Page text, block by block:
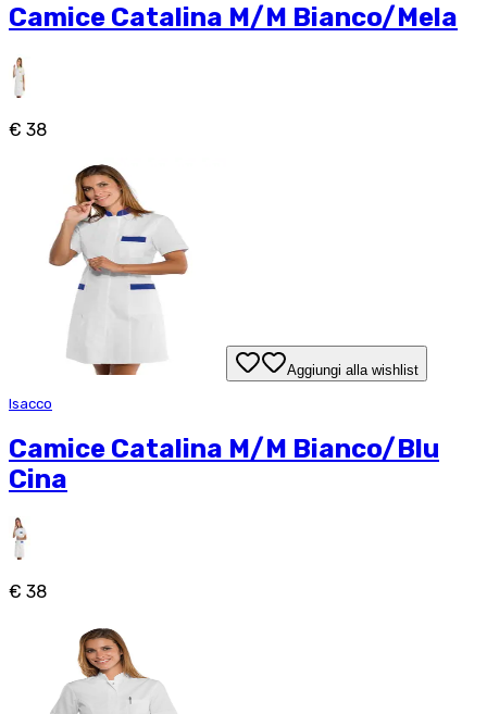
Camice Catalina M/M Bianco/Mela
€ 38
Aggiungi alla wishlist
Isacco
Camice Catalina M/M Bianco/Blu
Cina
€ 38